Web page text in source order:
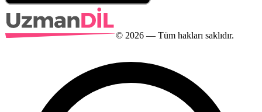
© 2026 — Tüm hakları saklıdır.